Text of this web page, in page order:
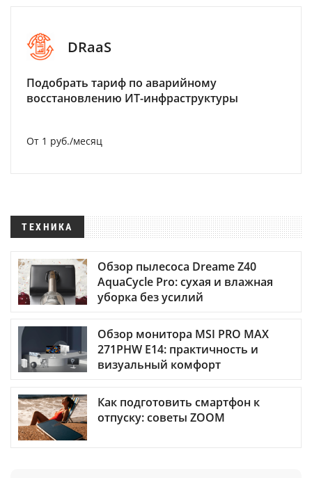
DRaaS
Подобрать тариф по аварийному
восстановлению ИТ-инфраструктуры
От 1 руб./месяц
ТЕХНИКА
Обзор пылесоса Dreame Z40
AquaCycle Pro: сухая и влажная
уборка без усилий
Обзор монитора MSI PRO MAX
271PHW E14: практичность и
визуальный комфорт
Как подготовить смартфон к
отпуску: советы ZOOM